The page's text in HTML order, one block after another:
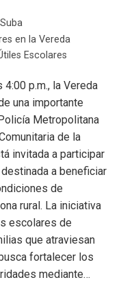
Suba
en la Vereda
Escolares
p.m., la Vereda
una importante
Metropolitana
de la
invitada a participar
a beneficiar
de
rural. La iniciativa
escolares de
que atraviesan
fortalecer los
mediante…